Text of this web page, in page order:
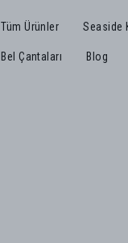
Tüm Ürünler Seaside
Bel Çantaları Blog